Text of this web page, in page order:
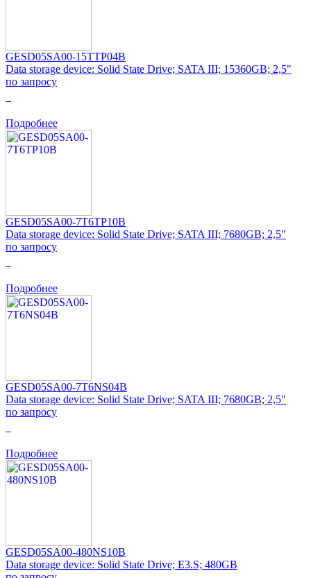
GESD05SA00-15TTP04B
Data storage device: Solid State Drive; SATA III; 15360GB; 2,5"
по запросу
Подробнее
GESD05SA00-7T6TP10B
Data storage device: Solid State Drive; SATA III; 7680GB; 2,5"
по запросу
Подробнее
GESD05SA00-7T6NS04B
Data storage device: Solid State Drive; SATA III; 7680GB; 2,5"
по запросу
Подробнее
GESD05SA00-480NS10B
Data storage device: Solid State Drive; E3.S; 480GB